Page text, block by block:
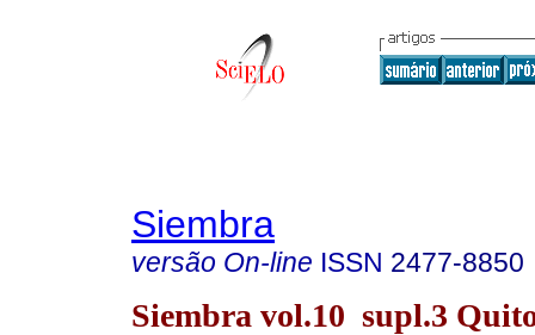
Siembra
versão On-line ISSN 2477-8850
Siembra vol.10 supl.3